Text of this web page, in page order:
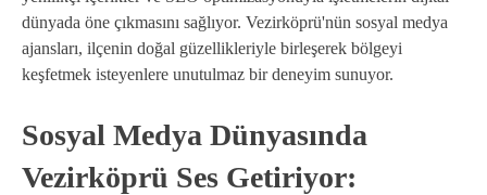
dünyada öne çıkmasını sağlıyor. Vezirköprü'nün sosyal medya
ajansları, ilçenin doğal güzellikleriyle birleşerek bölgeyi
keşfetmek isteyenlere unutulmaz bir deneyim sunuyor.
Sosyal Medya Dünyasında
Vezirköprü Ses Getiriyor: